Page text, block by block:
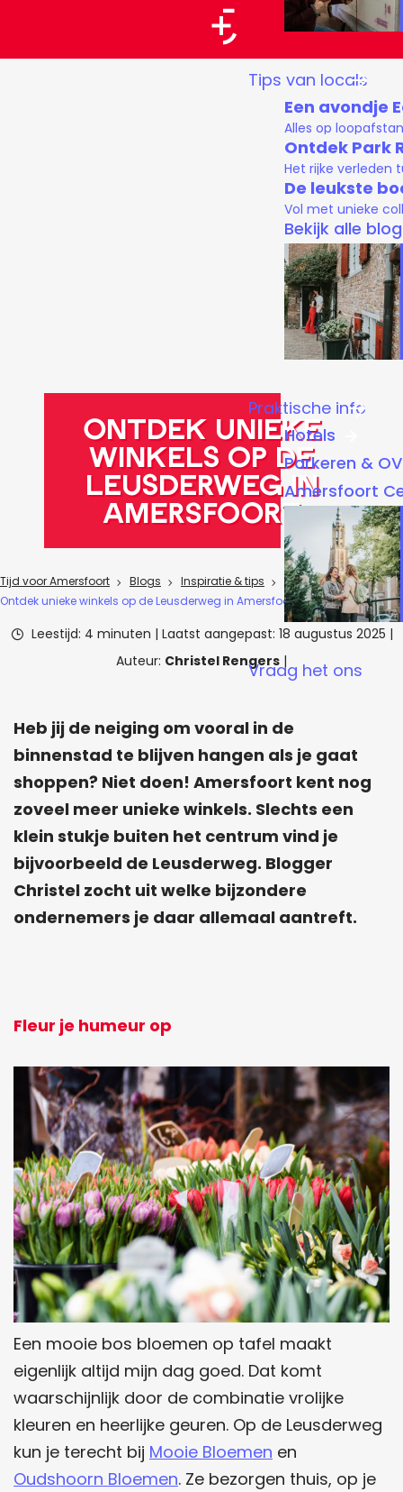
G
p
a
g
e
r
Tips van locals
Een avondje
Alles op
Ontdek Park
Het rijke verleden
De leukste
Vol met unieke
Bekijk alle
Praktische info
Hotels
Parkeren & OV
Amersfoort
Vraag het ons
Ontdek unieke
winkels op de
Leusderweg in
Amersfoort
Tijd voor Amersfoort Blogs
Inspiratie & tips
Ontdek unieke winkels op de Leusderweg in Amersfoort
Leestijd: 4 minuten | Laatst aangepast: 18 augustus 2025 |
Auteur: Christel Rengers |
Heb jij de neiging om vooral in de
binnenstad te blijven hangen als je gaat
shoppen? Niet doen! Amersfoort kent nog
zoveel meer unieke winkels. Slechts een
klein stukje buiten het centrum vind je
bijvoorbeeld de Leusderweg. Blogger
Christel zocht uit welke bijzondere
ondernemers je daar allemaal aantreft.
Fleur je humeur op
Een mooie bos bloemen op tafel maakt
eigenlijk altijd mijn dag goed. Dat komt
waarschijnlijk door de combinatie vrolijke
kleuren en heerlijke geuren. Op de Leusderweg
kun je terecht bij Mooie Bloemen en
Oudshoorn Bloemen. Ze bezorgen thuis, op je